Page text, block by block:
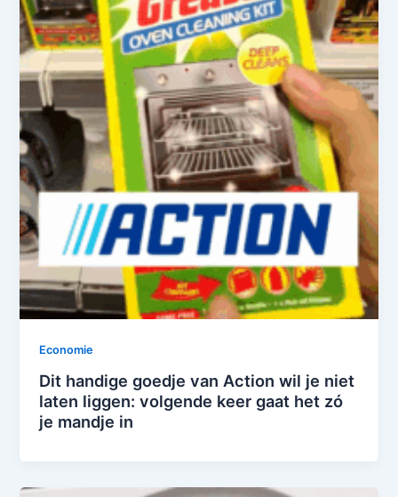
Economie
Dit handige goedje van Action wil je niet
laten liggen: volgende keer gaat het zó
je mandje in